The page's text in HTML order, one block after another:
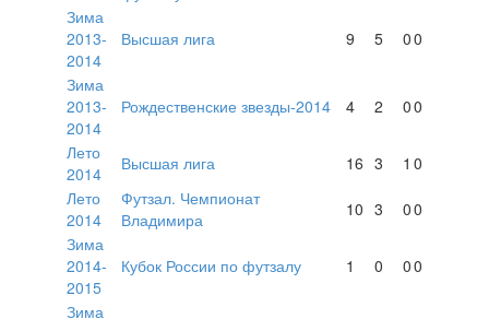
Зима
2013-
2014
Высшая лига 9 5 00
Зима
2013-
2014
Рождественские звезды-2014 4 2 00
Лето
2014
Высшая лига 16 3 1 0
Лето
2014
Футзал. Чемпионат
Владимира
10 3 00
Зима
2014-
2015
Кубок России по футзалу 1 0 00
Зима